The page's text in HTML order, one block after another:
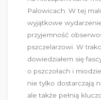
Palowicach. W tej
wyjątkowe
przyjemność
pszczelarzowi. W
dowiedziałem się
o pszczołach i
nie tylko dostarczają
ale także pełnią